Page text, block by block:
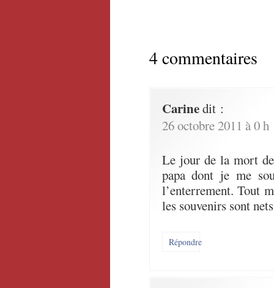
4 commentaires
Carinedit :
26 octobre 2011 à 0
Le jour de la mort
papa dont je me
l’enterrement. Tout
les souvenirs sont
Répondre